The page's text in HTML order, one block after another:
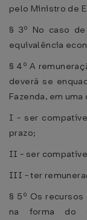
pelo Ministro de
§ 3º No caso
equivalência
§ 4º A
deverá se
Fazenda, em
I - ser
prazo;
II - ser
III - ter
§ 5º Os
na forma do